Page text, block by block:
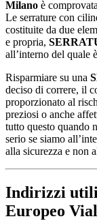
Milano è
Le serrature con
costituite da due
e propria,
all’interno del quale
Risparmiare su una
deciso di correre, il
proporzionato al
preziosi o anche
tutto questo quando
serio se siamo
alla sicurezza e non
Indirizzi
Europeo